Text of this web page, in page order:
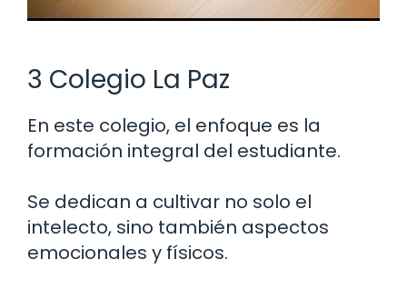
3 Colegio La Paz
En este colegio, el enfoque es la
formación integral del estudiante.
Se dedican a cultivar no solo el
intelecto, sino también aspectos
emocionales y físicos.